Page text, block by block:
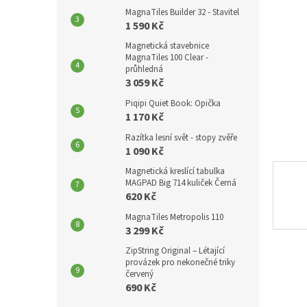
MagnaTiles Builder 32 - Stavitel
1 590 Kč
Magnetická stavebnice
MagnaTiles 100 Clear -
průhledná
3 059 Kč
Piqipi Quiet Book: Opička
1 170 Kč
Razítka lesní svět - stopy zvěře
1 090 Kč
Magnetická kreslící tabulka
MAGPAD Big 714 kuliček Černá
620 Kč
MagnaTiles Metropolis 110
3 299 Kč
ZipString Original – Létající
provázek pro nekonečné triky
červený
690 Kč